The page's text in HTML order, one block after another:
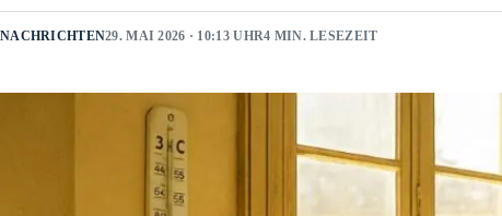
NACHRICHTEN29. MAI 2026 · 10:13 UHR4 MIN. LESEZEIT